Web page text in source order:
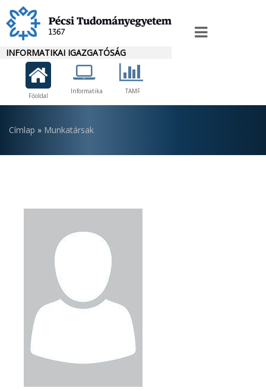
Ugrás
tartalomra
INFORMATIKAI IGAZGATÓSÁG
Főoldal
Informatika TAMF
Morzsa
Címlap Munkatársak